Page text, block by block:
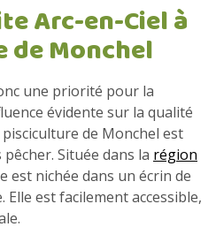
Arc-en-Ciel à
de Monchel
une priorité pour la
évidente sur la qualité
de Monchel est
Située dans la région
est nichée dans un écrin de
est facilement accessible,